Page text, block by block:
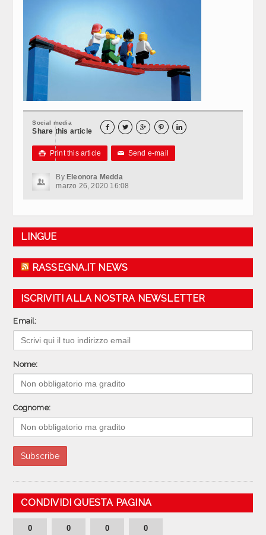
Social media
Share this article     
 Print this article ✉ Send e-mail
By Eleonora Medda
marzo 26, 2020 16:08
LINGUE
RASSEGNA.IT NEWS
ISCRIVITI ALLA NOSTRA NEWSLETTER
Email:
Nome:
Cognome:
CONDIVIDI QUESTA PAGINA
0 0 0 0